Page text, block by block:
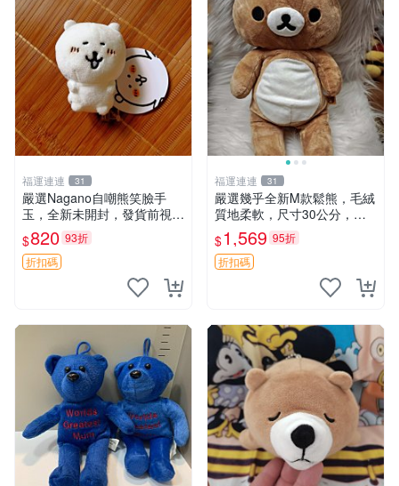
福運連連 31
嚴選Nagano自嘲熊笑臉手
玉，全新未開封，發貨前視頻
確認，海南 廣西 貴州 嚴選N
agano自嘲熊笑臉手玉，全新
未開封，發貨前視頻確認，四
$820 93折
折扣碼
福運連連 31
嚴選幾乎全新M款鬆熊，毛絨
質地柔軟，尺寸30公分，做
工精緻可愛，適合收藏或贈送
親友。中古使用痕跡，手感依
然優良。 鬆熊 嬰熊 毛玩偶
$1,569 95折
折扣碼